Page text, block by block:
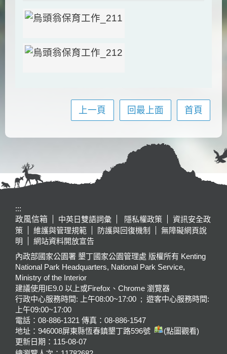
上一頁 回最上面 首頁
:::
政風信箱
中英日雙語詞彙 隱私權政策
資訊安全政
策
維護與管理規範 防護與回復機制
無障礙網頁說
明
網站資料開放宣告
內政部國家公園署 墾丁國家公園管理處 版權所有 Kenting
National Park Headquarters, National Park Service,
Ministry of the Interior
建議使用IE9.0 以上或Firefox、Chrome 瀏覽器
行政中心服務時間: 上午08:00~17:00 ; 遊客中心服務時間:
上午09:00~17:00
電話：08-886-1321 傳真：08-886-1547
地址：946008屏東縣恆春鎮墾丁路596號
(點圖觀看)
更新日期： 115-08-07